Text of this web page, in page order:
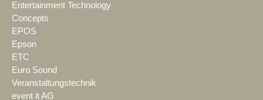
Entertainment Technology
Concepts
EPOS
Epson
ETC
Euro Sound
Veranstaltungstechnik
event it AG